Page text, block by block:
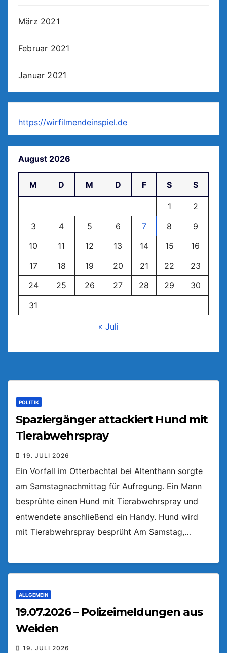
März 2021
Februar 2021
Januar 2021
https://wirfilmendeinspiel.de
August 2026
M D M D F S S
1
2
3
4 5 6 7 8
9
10
11 12 13 14 15
16
17
18 19 20 21 22
23
24
25 26 27 28 29
30
31
« Juli
POLITIK
Spaziergänger attackiert Hund mit
Tierabwehrspray
19. JULI 2026
Ein Vorfall im Otterbachtal bei Altenthann sorgte
am Samstagnachmittag für Aufregung. Ein Mann
besprühte einen Hund mit Tierabwehrspray und
entwendete anschließend ein Handy. Hund wird
mit Tierabwehrspray besprüht Am Samstag,…
ALLGEMEIN
19.07.2026 – Polizeimeldungen aus
Weiden
19. JULI 2026